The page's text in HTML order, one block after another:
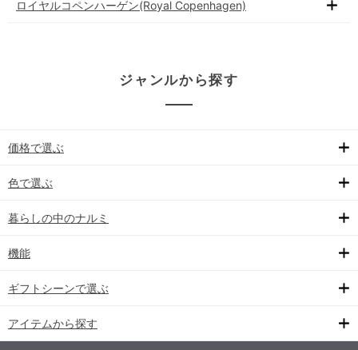
ロイヤルコペンハーゲン(Royal Copenhagen)
ジャンルから探す
価格で選ぶ
色で選ぶ
暮らしの中のナルミ
機能
ギフトシーンで選ぶ
アイテムから探す